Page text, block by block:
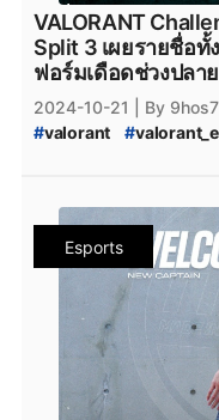
# FULLSENSE #
#FULL_SENSE_PTC #
#foxz_valorant #foxz
#ptc #PTC #MiTH #
#mith.valorant #
#Team-NKT #
VALORANT
Split 3 เผยรายชื่อทั้
ฟอร์มเดือดช่วงปลา
2024-10-21
| By
#valorant #
VALORANT_Split_3
fullsense_valorant
FULLSENSE
FULL_SENSE_PTC #
Esports